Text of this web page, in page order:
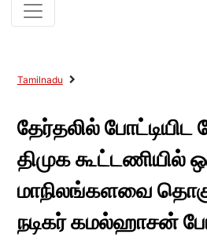
Tamilnadu
தேர்தலில்
திமுக கூட்டணியில்
மாநிலங்களவை
நடிகர் கமல்ஹாசன்